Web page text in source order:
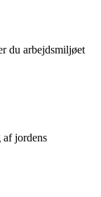
du arbejdsmiljøet
jordens